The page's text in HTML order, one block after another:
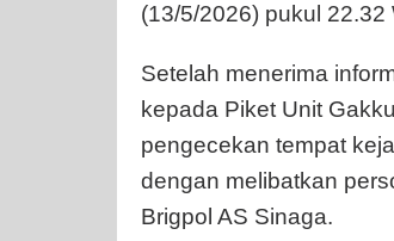
(13/5/2026) pukul 22.32
Setelah menerima
kepada Piket Unit
pengecekan tempat
dengan melibatkan
Brigpol AS Sinaga.